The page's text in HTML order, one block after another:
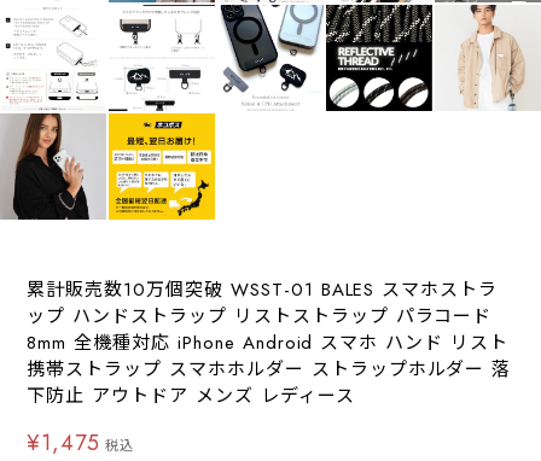
累計販売数10万個突破 WSST-01 BALES スマホストラ
ップ ハンドストラップ リストストラップ パラコード
8mm 全機種対応 iPhone Android スマホ ハンド リスト
携帯ストラップ スマホホルダー ストラップホルダー 落
下防止 アウトドア メンズ レディース
¥1,475 税込